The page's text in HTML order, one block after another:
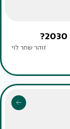
זוהר שחר לוי